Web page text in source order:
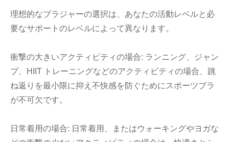
理想的なブラジャーの選択は、あなたの活動レベルと必
要なサポートのレベルによって異なります。
衝撃の大きいアクティビティの場合: ランニング、ジャン
プ、HIIT トレーニングなどのアクティビティの場合、跳
ね返りを最小限に抑え不快感を防ぐためにスポーツブラ
が不可欠です。
日常着用の場合: 日常着用、またはウォーキングやヨガな